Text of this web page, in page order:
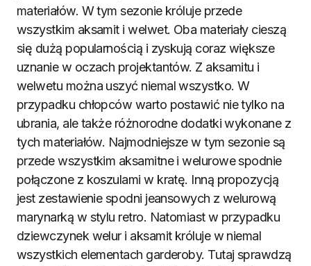
materiałów. W tym sezonie króluje przede
wszystkim aksamit i welwet. Oba materiały cieszą
się dużą popularnością i zyskują coraz większe
uznanie w oczach projektantów. Z aksamitu i
welwetu można uszyć niemal wszystko. W
przypadku chłopców warto postawić nie tylko na
ubrania, ale także różnorodne dodatki wykonane z
tych materiałów. Najmodniejsze w tym sezonie są
przede wszystkim aksamitne i welurowe spodnie
połączone z koszulami w kratę. Inną propozycją
jest zestawienie spodni jeansowych z welurową
marynarką w stylu retro. Natomiast w przypadku
dziewczynek welur i aksamit króluje w niemal
wszystkich elementach garderoby. Tutaj sprawdzą